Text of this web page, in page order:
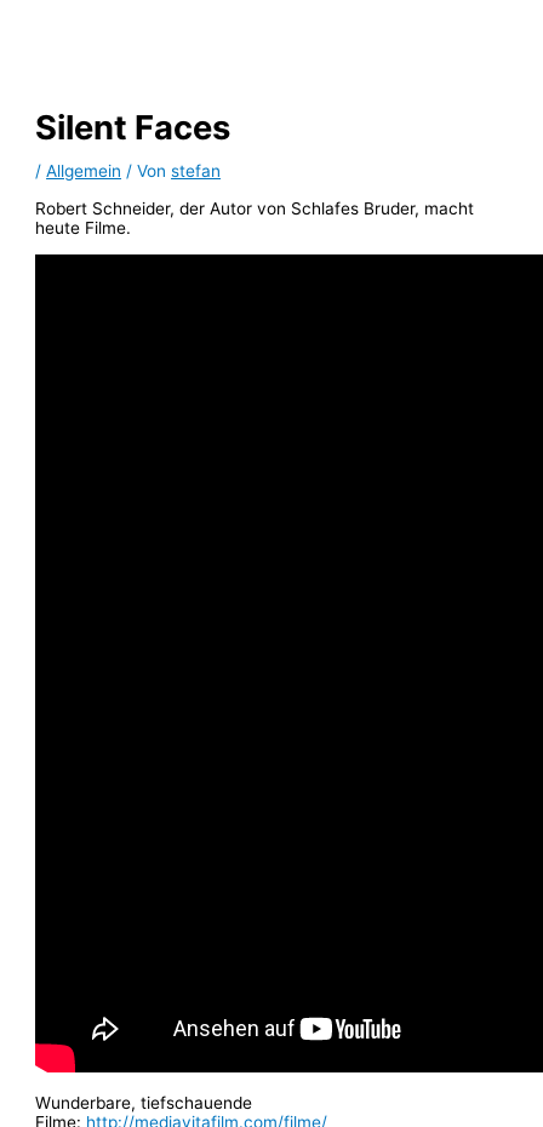
Silent Faces
/Allgemein / Vonstefan
Robert Schneider, der Autor von Schlafes Bruder, macht
heute Filme.
Wunderbare, tiefschauende
Filme: http://mediavitafilm.com/filme/